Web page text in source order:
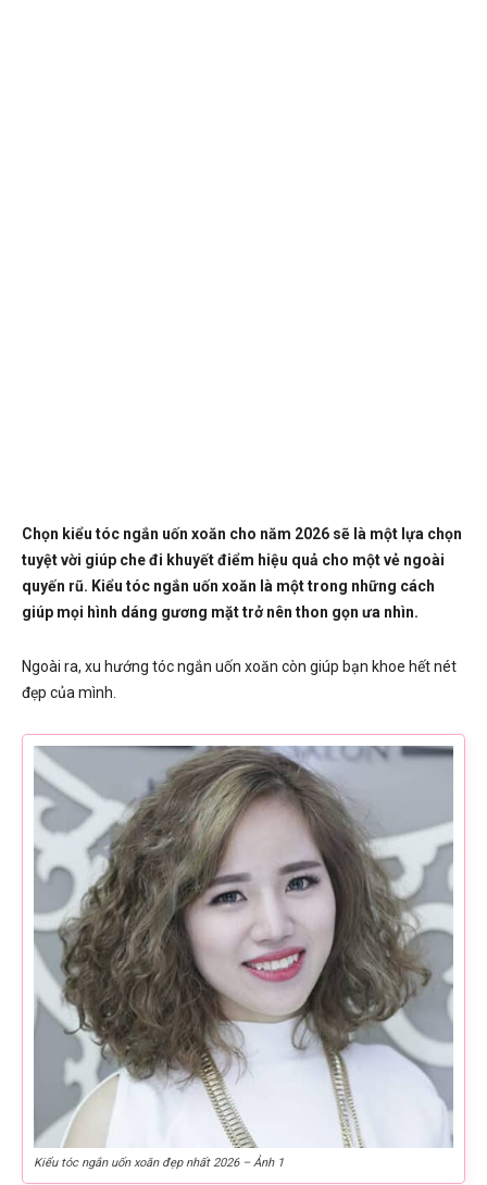
Chọn kiểu tóc ngắn uốn xoăn cho năm 2026 sẽ là một lựa chọn
tuyệt vời giúp che đi khuyết điểm hiệu quả cho một vẻ ngoài
quyến rũ. Kiểu tóc ngắn uốn xoăn là một trong những cách
giúp mọi hình dáng gương mặt trở nên thon gọn ưa nhìn.
Ngoài ra, xu hướng tóc ngắn uốn xoăn còn giúp bạn khoe hết nét
đẹp của mình.
Kiểu tóc ngắn uốn xoăn đẹp nhất 2026 – Ảnh 1